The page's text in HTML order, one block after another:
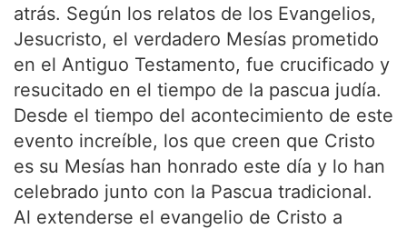
atrás. Según los relatos de los Evangelios,
Jesucristo, el verdadero Mesías prometido
en el Antiguo Testamento, fue crucificado y
resucitado en el tiempo de la pascua judía.
Desde el tiempo del acontecimiento de este
evento increíble, los que creen que Cristo
es su Mesías han honrado este día y lo han
celebrado junto con la Pascua tradicional.
Al extenderse el evangelio de Cristo a